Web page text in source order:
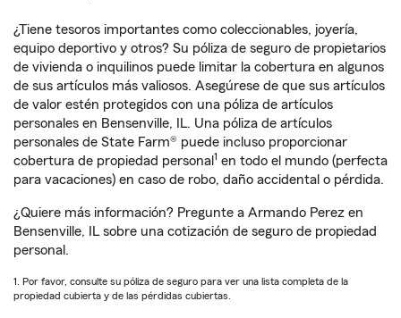
¿Tiene tesoros importantes como coleccionables, joyería,
equipo deportivo y otros? Su póliza de seguro de propietarios
de vivienda o inquilinos puede limitar la cobertura en algunos
de sus artículos más valiosos. Asegúrese de que sus artículos
de valor estén protegidos con una póliza de artículos
personales en Bensenville, IL. Una póliza de artículos
personales de State Farm® puede incluso proporcionar
cobertura de propiedad personal 1 en todo el mundo (perfecta
para vacaciones) en caso de robo, daño accidental o pérdida.
¿Quiere más información? Pregunte a Armando Perez en
Bensenville, IL sobre una cotización de seguro de propiedad
personal.
1. Por favor, consulte su póliza de seguro para ver una lista completa de la
propiedad cubierta y de las pérdidas cubiertas.